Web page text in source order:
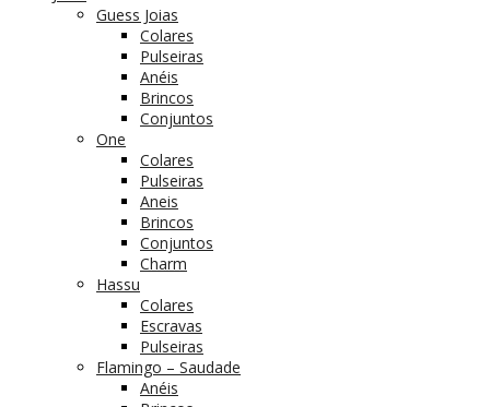
Guess Joias
Colares
Pulseiras
Anéis
Brincos
Conjuntos
One
Colares
Pulseiras
Aneis
Brincos
Conjuntos
Charm
Hassu
Colares
Escravas
Pulseiras
Flamingo – Saudade
Anéis